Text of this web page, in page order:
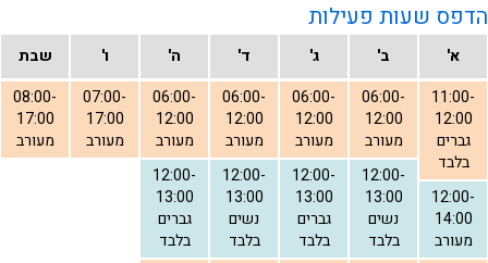
הדפס שעות פעילות
א' ב' ג' ד' ה' ו'
שבת
11:00-
12:00
גברים
בלבד
12:00-
14:00
מעורב
06:00-
12:00
מעורב
12:00-
13:00
נשים
בלבד
06:00-
12:00
מעורב
12:00-
13:00
גברים
בלבד
06:00-
12:00
מעורב
12:00-
13:00
נשים
בלבד
06:00-
12:00
מעורב
12:00-
13:00
גברים
בלבד
07:00-
17:00
מעורב
08:00-
17:00
מעורב